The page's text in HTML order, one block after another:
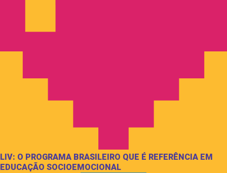
LIV: O PROGRAMA BRASILEIRO QUE É REFERÊNCIA EM
EDUCAÇÃO SOCIOEMOCIONAL